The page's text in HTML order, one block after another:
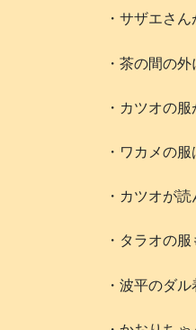
・サザエさ
・茶の間の
・カツオの
・ワカメの
・カツオが
・タラオの
・波平のダ